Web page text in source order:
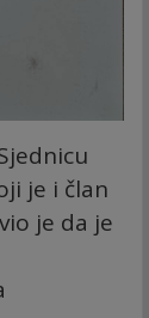
je i član
je da je